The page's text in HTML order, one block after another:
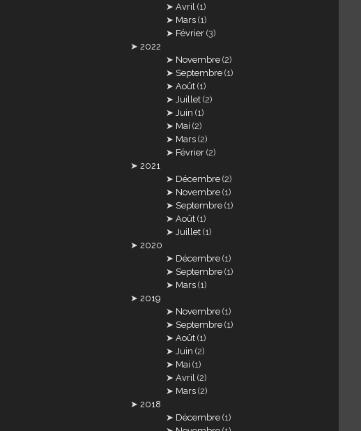
Avril (1)
Mars (1)
Février (3)
2022
Novembre (2)
Septembre (1)
Août (1)
Juillet (2)
Juin (1)
Mai (2)
Mars (2)
Février (2)
2021
Décembre (2)
Novembre (1)
Septembre (1)
Août (1)
Juillet (1)
2020
Décembre (1)
Septembre (1)
Mars (1)
2019
Novembre (1)
Septembre (1)
Août (1)
Juin (2)
Mai (1)
Avril (2)
Mars (2)
2018
Décembre (1)